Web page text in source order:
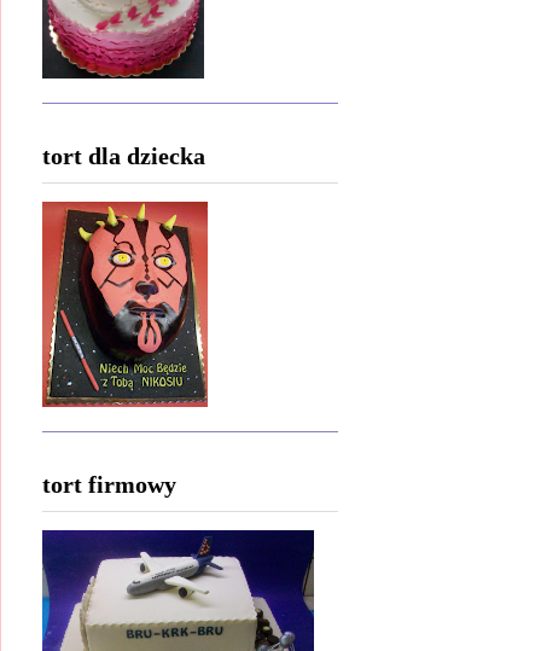
tort dla dziecka
tort firmowy